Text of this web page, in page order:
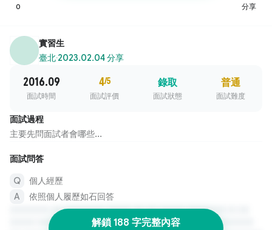
0 分享
實習生
臺北·2023.02.04 分享
2016.09
面試時間
4/5
面試評價
錄取
面試狀態
普通
面試難度
面試過程
主要先問面試者會哪些...
面試問答
個人經歷
依照個人履歷如石回答
解鎖 188 字完整內容